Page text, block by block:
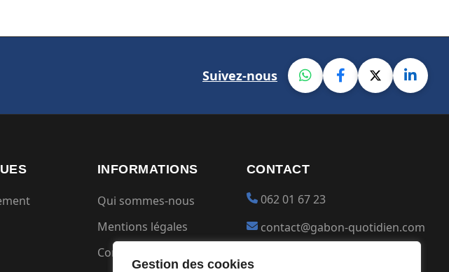
Gestion des cookies
Suivez-nous
INFORMATIONS
Qui sommes-nous
Mentions légales
Conditions générales
CONTACT
062 01 67 23
contact@gabon-quotidien.com